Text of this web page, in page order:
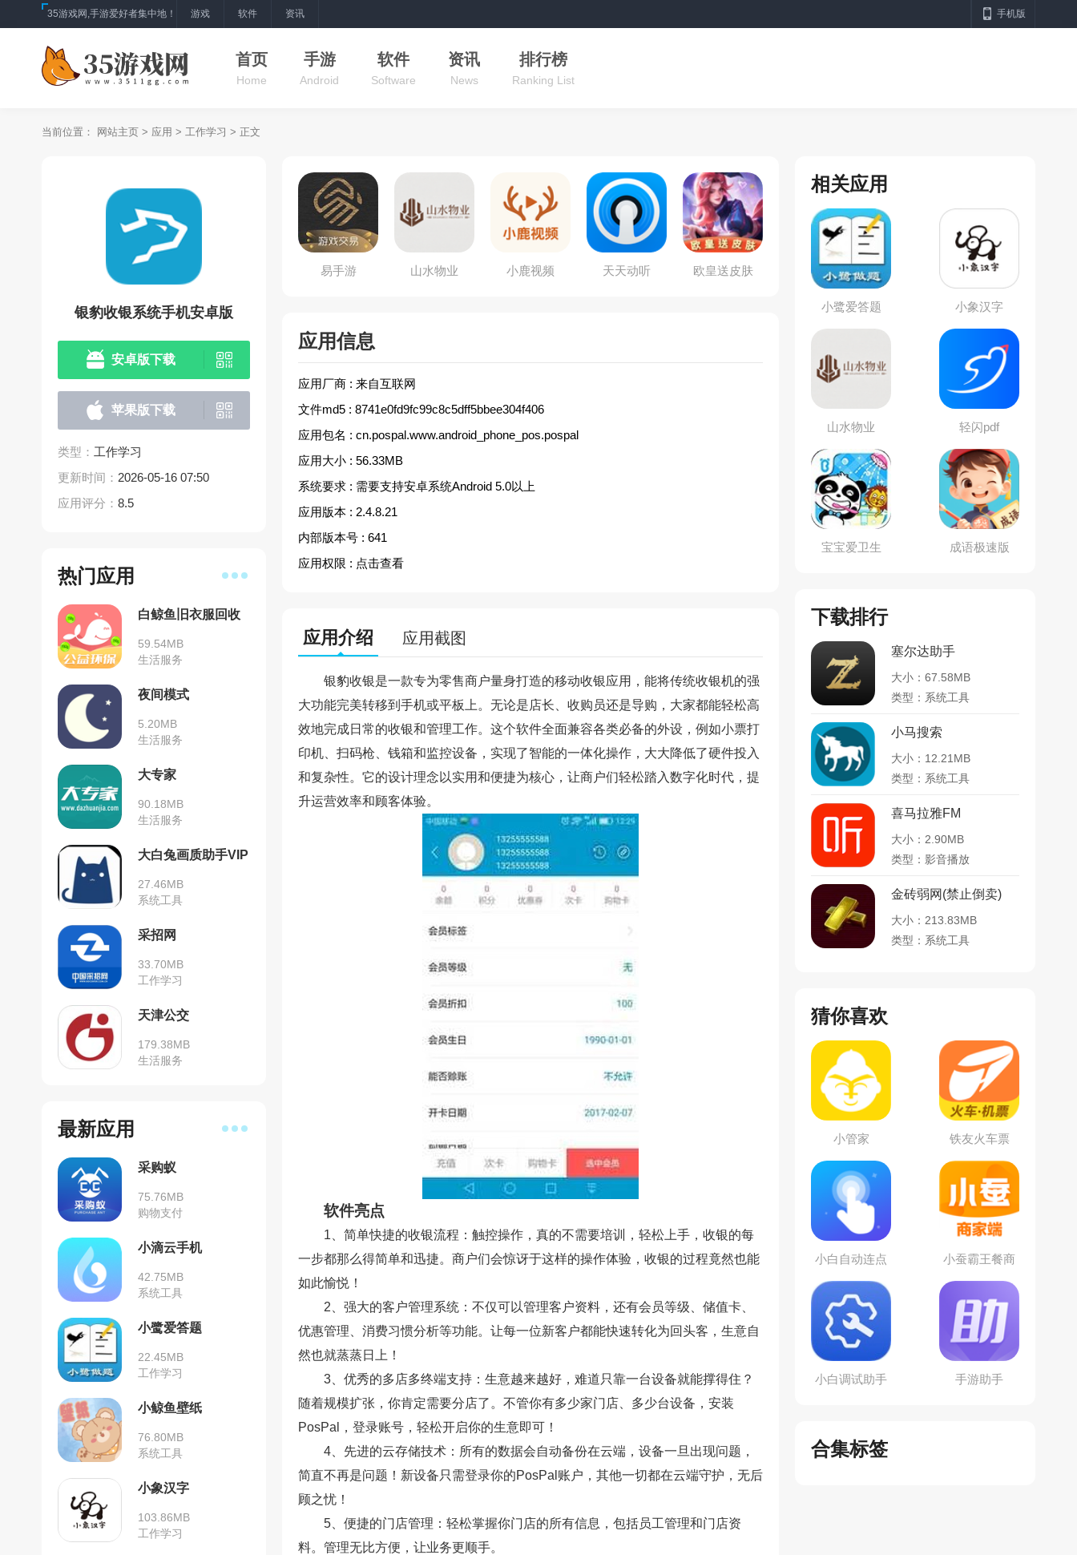
35游戏网,手游爱好者集中地！ 游戏 软件 资讯 手机版
首页
Home
手游
Android
软件
Software
资讯
News
排行榜
Ranking List
当前位置： 网站主页 > 应用 > 工作学习 > 正文
银豹收银系统手机安卓版
安卓版下载
苹果版下载
类型： 工作学习
更新时间： 2026-05-16 07:50
应用评分： 8.5
热门应用
白鲸鱼旧衣服回收
59.54MB
生活服务
夜间模式
5.20MB
生活服务
大专家
90.18MB
生活服务
大白兔画质助手VIP
27.46MB
系统工具
采招网
33.70MB
工作学习
天津公交
179.38MB
生活服务
最新应用
采购蚁
75.76MB
购物支付
小滴云手机
42.75MB
系统工具
小鹭爱答题
22.45MB
工作学习
小鲸鱼壁纸
76.80MB
系统工具
小象汉字
103.86MB
工作学习
易手游 山水物业 小鹿视频 天天动听 欧皇送皮肤
应用信息
应用厂商 : 来自互联网
文件md5 : 8741e0fd9fc99c8c5dff5bbee304f406
应用包名 : cn.pospal.www.android_phone_pos.pospal
应用大小 : 56.33MB
系统要求 : 需要支持安卓系统Android 5.0以上
应用版本 : 2.4.8.21
内部版本号 : 641
应用权限 : 点击查看
应用介绍 应用截图
银豹收银是一款专为零售商户量身打造的移动收银应用，能将传统收银机的强
大功能完美转移到手机或平板上。无论是店长、收购员还是导购，大家都能轻松高
效地完成日常的收银和管理工作。这个软件全面兼容各类必备的外设，例如小票打
印机、扫码枪、钱箱和监控设备，实现了智能的一体化操作，大大降低了硬件投入
和复杂性。它的设计理念以实用和便捷为核心，让商户们轻松踏入数字化时代，提
升运营效率和顾客体验。
软件亮点
1、简单快捷的收银流程：触控操作，真的不需要培训，轻松上手，收银的每
一步都那么得简单和迅捷。商户们会惊讶于这样的操作体验，收银的过程竟然也能
如此愉悦！
2、强大的客户管理系统：不仅可以管理客户资料，还有会员等级、储值卡、
优惠管理、消费习惯分析等功能。让每一位新客户都能快速转化为回头客，生意自
然也就蒸蒸日上！
3、优秀的多店多终端支持：生意越来越好，难道只靠一台设备就能撑得住？
随着规模扩张，你肯定需要分店了。不管你有多少家门店、多少台设备，安装
PosPal，登录账号，轻松开启你的生意即可！
4、先进的云存储技术：所有的数据会自动备份在云端，设备一旦出现问题，
简直不再是问题！新设备只需登录你的PosPal账户，其他一切都在云端守护，无后
顾之忧！
5、便捷的门店管理：轻松掌握你门店的所有信息，包括员工管理和门店资
料。管理无比方便，让业务更顺手。
相关应用
小鹭爱答题 小象汉字
山水物业 轻闪pdf
宝宝爱卫生 成语极速版
下载排行
塞尔达助手
大小：67.58MB
类型：系统工具
小马搜索
大小：12.21MB
类型：系统工具
喜马拉雅FM
大小：2.90MB
类型：影音播放
金砖弱网(禁止倒卖)
大小：213.83MB
类型：系统工具
猜你喜欢
小管家 铁友火车票
小白自动连点
器
小蚕霸王餐商
家版
小白调试助手 手游助手
合集标签